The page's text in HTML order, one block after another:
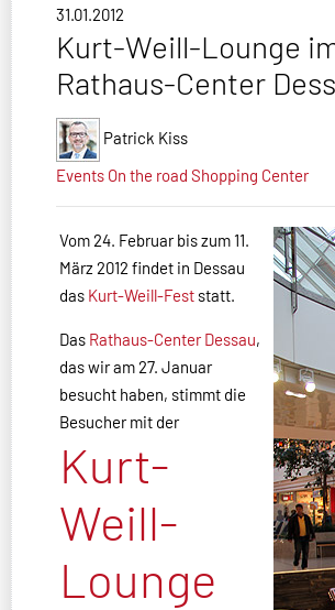
31.01.2012
Kurt-Weill-Lounge
Rathaus-Center
Patrick Kiss
Events On the road Shopping Center
Vom 24. Februar bis zum 11.
März 2012 findet in Dessau
das Kurt-Weill-Fest statt.
Das Rathaus-Center Dessau,
das wir am 27. Januar
besucht haben, stimmt die
Besucher mit der
Kurt-
Weill-
Lounge